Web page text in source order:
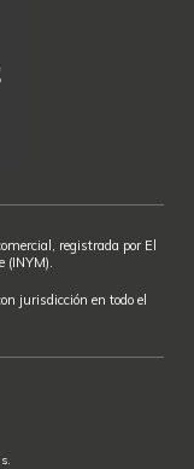
registrada por El
(INYM).
jurisdicción en todo el